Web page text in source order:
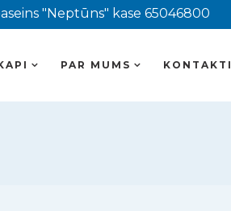
"Neptūns" kase 65046800
PAR MUMS KONTAKTI